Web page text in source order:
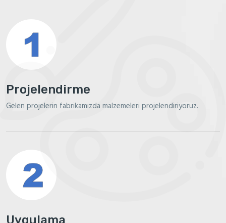
Projelendirme
Gelen projelerin fabrikamızda malzemeleri projelendiriyoruz.
Uygulama